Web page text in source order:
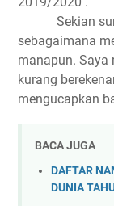
Sekian
sebagaimana
manapun.
kurang
mengucapkan
BACA JUGA
DAFTAR
DUNIA